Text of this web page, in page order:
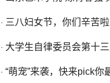
· 三八妇女节，你们辛苦
· 大学生自律委员会第十
· “萌宠”来袭，快来pick你